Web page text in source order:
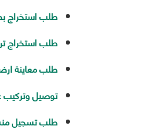
طلب استخراج
طلب استخراج
طلب معاينة ارض
توصيل وتركيب
طلب تسجيل